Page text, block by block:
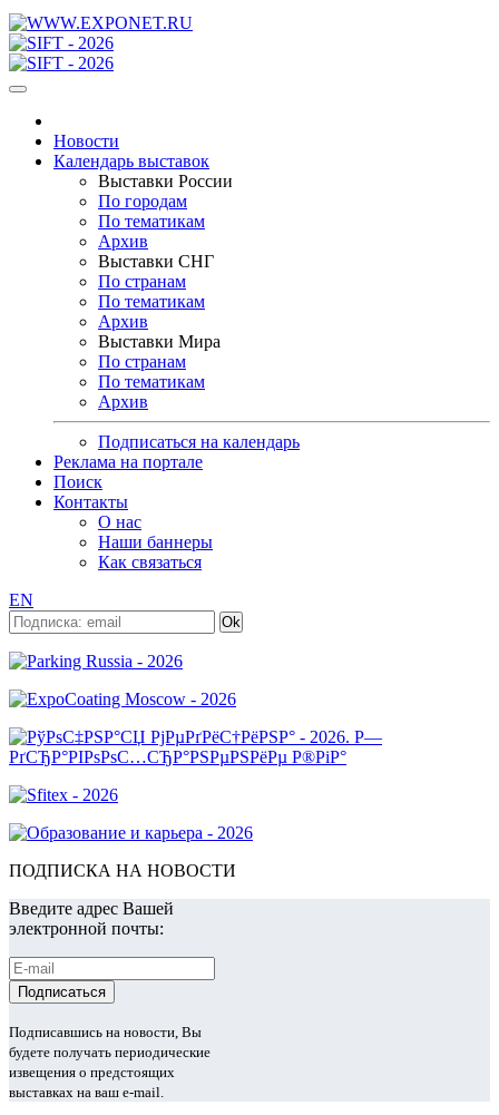
Новости
Календарь выставок
Выставки России
По городам
По тематикам
Архив
Выставки СНГ
По странам
По тематикам
Архив
Выставки Мира
По странам
По тематикам
Архив
Подписаться на календарь
Реклама на портале
Поиск
Контакты
О нас
Наши баннеры
Как связаться
EN
ПОДПИСКА НА НОВОСТИ
Введите адрес Вашей
электронной почты:
Подписавшись на новости, Вы
будете получать периодические
извещения о предстоящих
выставках на ваш e-mail.